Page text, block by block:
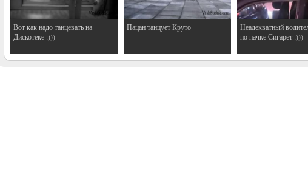
Вот как надо танцевать на
Дискотеке :)))
Пацан танцует Круто
Неадекватный
по пачке Сигарет :)))